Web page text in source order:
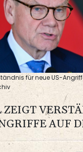
für neue US-
ZEIGT
AUF